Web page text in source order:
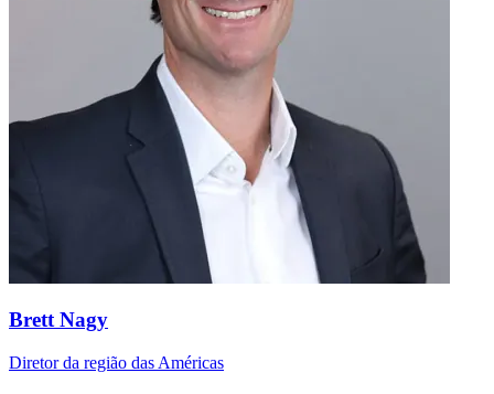
Brett Nagy
Diretor da região das Américas